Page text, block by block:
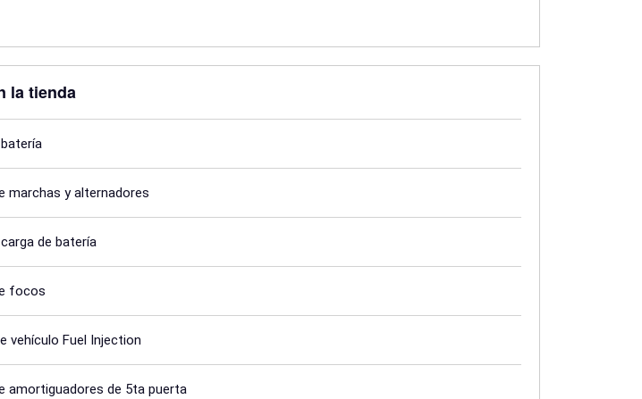
la tienda
marchas y alternadores
de batería
focos
vehículo Fuel Injection
amortiguadores de 5ta puerta